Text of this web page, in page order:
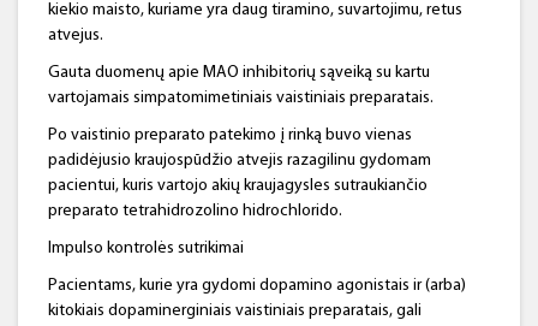
kiekio maisto, kuriame yra daug tiramino, suvartojimu, retus
atvejus.
Gauta duomenų apie MAO inhibitorių sąveiką su kartu
vartojamais simpatomimetiniais vaistiniais preparatais.
Po vaistinio preparato patekimo į rinką buvo vienas
padidėjusio kraujospūdžio atvejis razagilinu gydomam
pacientui, kuris vartojo akių kraujagysles sutraukiančio
preparato tetrahidrozolino hidrochlorido.
Impulso kontrolės sutrikimai
Pacientams, kurie yra gydomi dopamino agonistais ir (arba)
kitokiais dopaminerginiais vaistiniais preparatais, gali